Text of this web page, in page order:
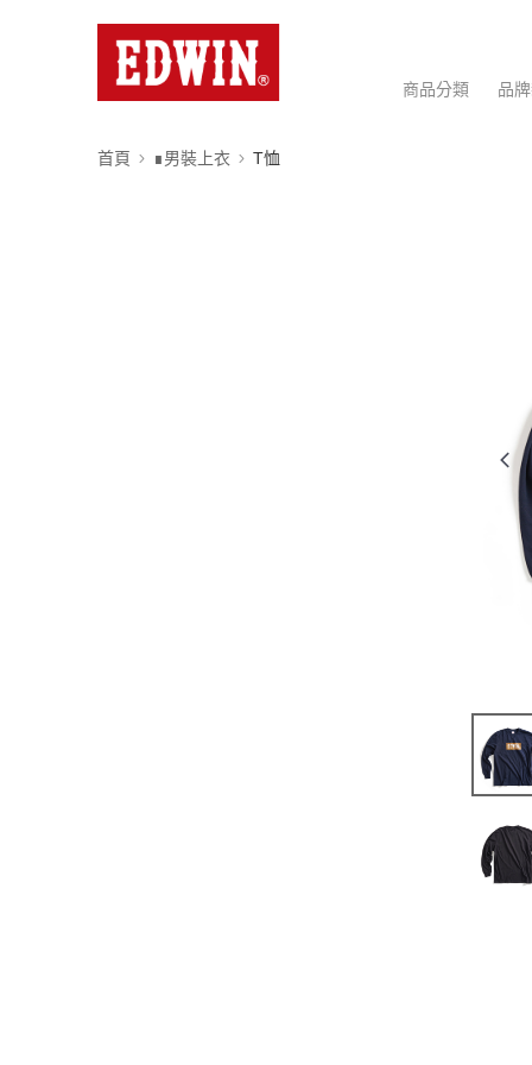
商品分類 品
首頁 ∎男裝上衣 T恤